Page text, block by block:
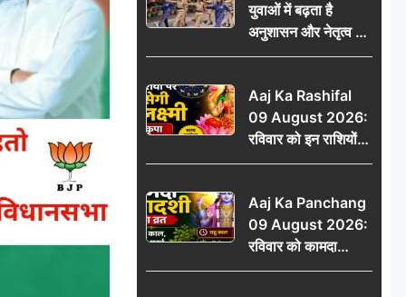
ऐलान
युवाओं में बढ़ता है
अनुशासन और नेतृत्व का
गुण: डॉ. जी.एन. खान
Aaj Ka Rashifal
09 August 2026:
रविवार को इन राशियों
पर बरसेगी मां लक्ष्मी की
योग
Aaj Ka Panchang
09 August 2026:
रविवार को कामदा
एकादशी का व्रत, जानें